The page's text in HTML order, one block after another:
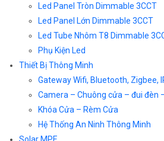
Led Panel Tròn Dimmable 3CCT
Led Panel Lớn Dimmable 3CCT
Led Tube Nhôm T8 Dimmable
Phụ Kiện Led
Thiết Bị Thông Minh
Gateway Wifi, Bluetooth, Zigbee,
Camera – Chuông cửa – đui đèn
Khóa Cửa – Rèm Cửa
Hệ Thống An Ninh Thông Minh